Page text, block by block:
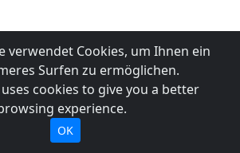
verwendet Cookies, um Ihnen ein
Surfen zu ermöglichen.
cookies to give you a better
experience.
OK